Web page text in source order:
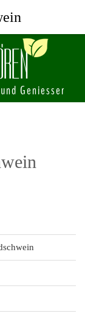
REN
Geniesser